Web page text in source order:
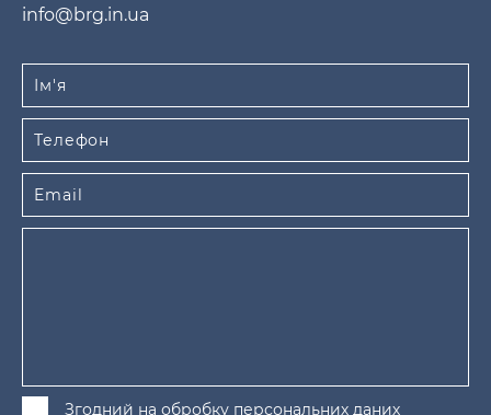
info@brg.in.ua
Згодний на обробку персональних даних